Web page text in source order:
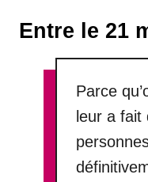
Entre le 21
Parce
leur a fait